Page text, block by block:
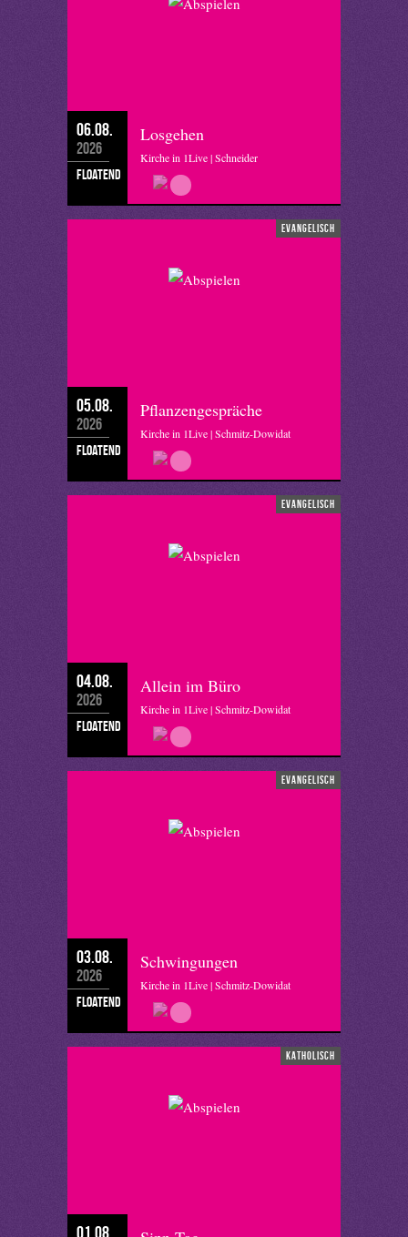
06.08.
2026
floatend
Losgehen
Kirche in 1Live | Schneider
evangelisch
05.08.
2026
floatend
Pflanzengespräche
Kirche in 1Live | Schmitz-Dowidat
evangelisch
04.08.
2026
floatend
Allein im Büro
Kirche in 1Live | Schmitz-Dowidat
evangelisch
03.08.
2026
floatend
Schwingungen
Kirche in 1Live | Schmitz-Dowidat
katholisch
01.08.